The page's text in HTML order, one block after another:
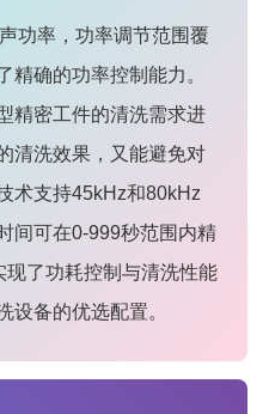
功率，功率调节范围覆
精确的功率控制能力。
精密工件的清洗需求进
清洗效果，又能避免对
术支持45kHz和80kHz
间可在0-999秒范围内精
现了功耗控制与清洗性能
设备的优选配置。